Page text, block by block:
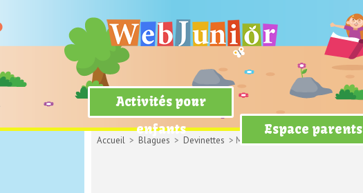
Activités pour
enfants
Espace parents
Accueil > Blagues > Devinettes > M et Mme Ponsable de Tezacte